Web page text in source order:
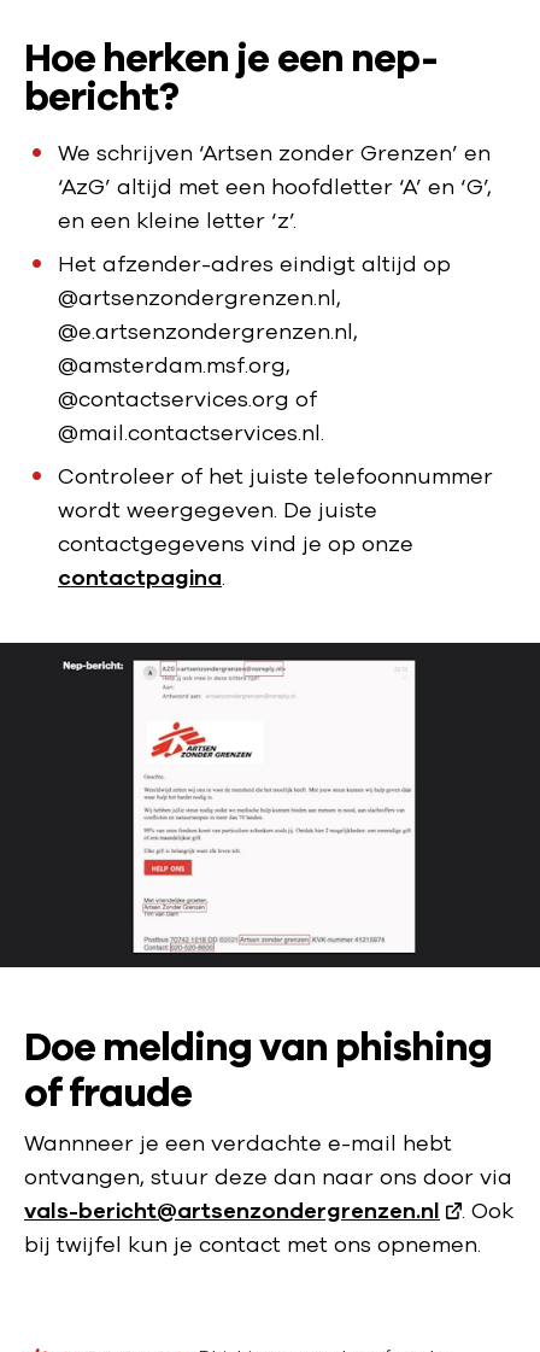
Hoe herken je een nep-
bericht?
We schrijven ‘Artsen zonder Grenzen’ en
‘AzG’ altijd met een hoofdletter ‘A’ en ‘G’,
en een kleine letter ‘z’.
Het afzender-adres eindigt altijd op
@artsenzondergrenzen.nl,
@e.artsenzondergrenzen.nl,
@amsterdam.msf.org,
@contactservices.org of
@mail.contactservices.nl.
Controleer of het juiste telefoonnummer
wordt weergegeven. De juiste
contactgegevens vind je op onze
contactpagina.
Doe melding van phishing
of fraude
Wannneer je een verdachte e-mail hebt
ontvangen, stuur deze dan naar ons door via
vals-bericht@artsenzondergrenzen.nl
. Ook
bij twijfel kun je contact met ons opnemen.